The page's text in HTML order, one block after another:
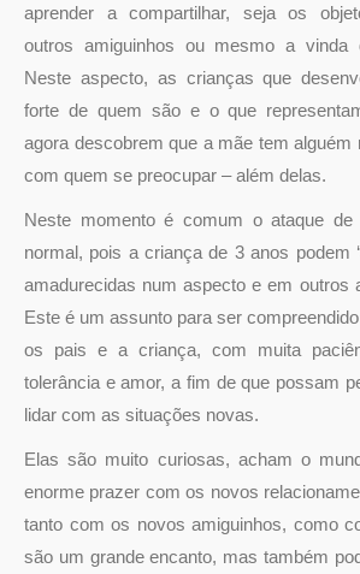
aprender a compartilhar, seja os
outros amiguinhos ou mesmo a vinda
Neste aspecto, as crianças que
forte de quem são e o que
agora descobrem que a mãe tem alguém
com quem se preocupar – além delas.
Neste momento é comum o ataque
normal, pois a criança de 3 anos podem
amadurecidas num aspecto e em outros
Este é um assunto para ser
os pais e a criança, com muita
tolerância e amor, a fim de que possam
lidar com as situações novas.
Elas são muito curiosas, acham o
enorme prazer com os novos
tanto com os novos amiguinhos, como
são um grande encanto, mas também